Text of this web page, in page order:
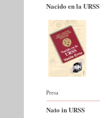
Nacido en la URSS
Presa
Nato in URSS